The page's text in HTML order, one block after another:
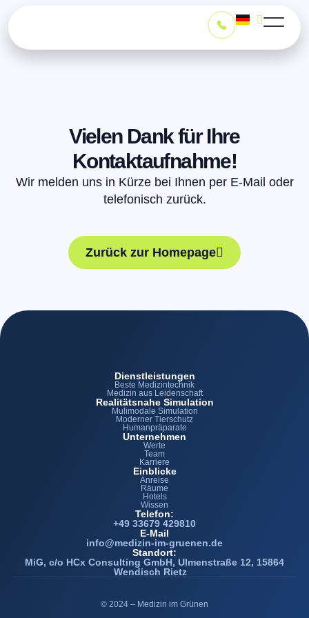
Vielen Dank für Ihre
Kontaktaufnahme!
Wir melden uns in Kürze bei Ihnen per E-Mail oder
telefonisch zurück.
Zurück zur Homepage
Dienstleistungen
Beste Medizintechnik
Medizin aus Leidenschaft
Realitätsnahe Simulation
Mulimodale Simulation
Moderner Tierschutz
Humanpräparate
Unternehmen
Werte
Team
Karriere
Einblicke
Anreise
Räume
Hotels
Wissen
Telefon:
+49 33679 429810
E-Mail
info@medizin-im-gruenen.de
Standort:
MiG, c/o HCx Consulting GmbH, Ulmenstraße 12, 15864
Wendisch Rietz
© 2024 – Medizin im Grünen